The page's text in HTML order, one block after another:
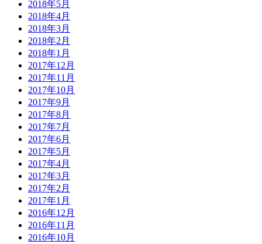
2018年5月
2018年4月
2018年3月
2018年2月
2018年1月
2017年12月
2017年11月
2017年10月
2017年9月
2017年8月
2017年7月
2017年6月
2017年5月
2017年4月
2017年3月
2017年2月
2017年1月
2016年12月
2016年11月
2016年10月